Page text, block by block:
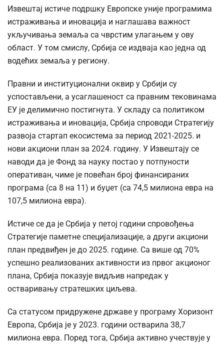
Извештај истиче подршку Европске уније програмима
истраживања и иновација и наглашава важност
укључивања земаља са чврстим улагањем у ову
област. У том смислу, Србија се издваја као једна од
водећих земаља у региону.
Правни и институционални оквир у Србији су
успостављени, а усаглашеност са правним тековинама
ЕУ је делимично постигнута. У складу са политиком
истраживања и иновација, Србија спроводи Стратегију
развоја стартап екосистема за период 2021-2025. и
нови акциони план за 2024. годину. У Извештају се
наводи да је Фонд за науку постао у потпуности
оперативан, чиме је повећан број финансираних
програма (са 8 на 11) и буџет (са 74,5 милиона евра на
107,5 милиона евра).
Истиче се да је Србија у петој години спровођења
Стратегије паметне специјализације, а други акциони
план предвиђен је до 2025. године. Са више од 70%
успешно реализованих активности из првог акционог
плана, Србија показује видљив напредак у
остваривању стратешких циљева.
Са статусом придружене државе у програму Хоризонт
Европа, Србија је у 2023. години остварила 38,7
милиона евра. Поред тога, Србија активно учествује у